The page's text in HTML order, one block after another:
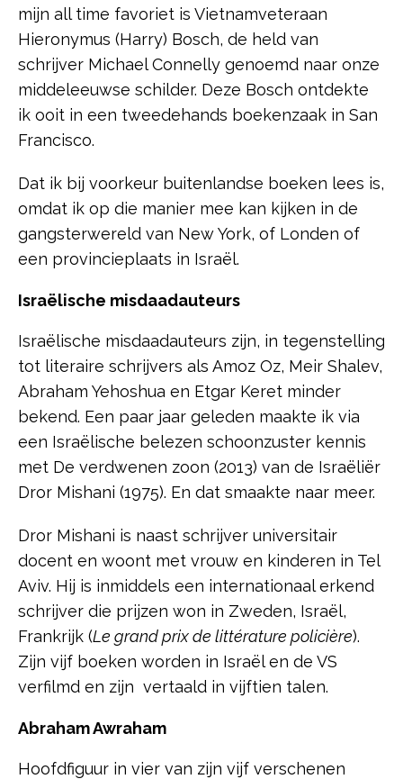
mijn all time favoriet is Vietnamveteraan
Hieronymus (Harry) Bosch, de held van
schrijver Michael Connelly genoemd naar onze
middeleeuwse schilder. Deze Bosch ontdekte
ik ooit in een tweedehands boekenzaak in San
Francisco.
Dat ik bij voorkeur buitenlandse boeken lees is,
omdat ik op die manier mee kan kijken in de
gangsterwereld van New York, of Londen of
een provincieplaats in Israël.
Israëlische misdaadauteurs
Israëlische misdaadauteurs zijn, in tegenstelling
tot literaire schrijvers als Amoz Oz, Meir Shalev,
Abraham Yehoshua en Etgar Keret minder
bekend. Een paar jaar geleden maakte ik via
een Israëlische belezen schoonzuster kennis
met De verdwenen zoon (2013) van de Israëliër
Dror Mishani (1975). En dat smaakte naar meer.
Dror Mishani is naast schrijver universitair
docent en woont met vrouw en kinderen in Tel
Aviv. Hij is inmiddels een internationaal erkend
schrijver die prijzen won in Zweden, Israël,
Frankrijk (Le grand prix de littérature policière).
Zijn vijf boeken worden in Israël en de VS
verfilmd en zijn vertaald in vijftien talen.
Abraham Awraham
Hoofdfiguur in vier van zijn vijf verschenen